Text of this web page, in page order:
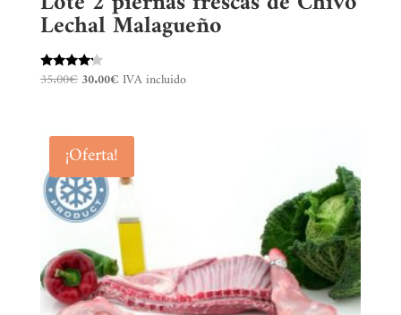
Lechal Malagueño
Valorado
35.00€ El
era:
35.00€.
30.00€El
es:
IVA incluido
¡Oferta!